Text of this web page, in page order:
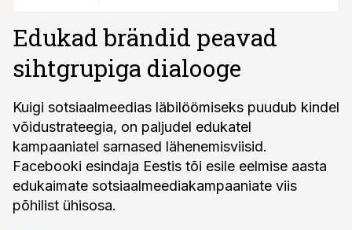
Edukad brändid peavad
sihtgrupiga dialooge
Kuigi sotsiaalmeedias läbilöömiseks puudub kindel
võidustrateegia, on paljudel edukatel
kampaaniatel sarnased lähenemisviisid.
Facebooki esindaja Eestis tõi esile eelmise aasta
edukaimate sotsiaalmeediakampaaniate viis
põhilist ühisosa.